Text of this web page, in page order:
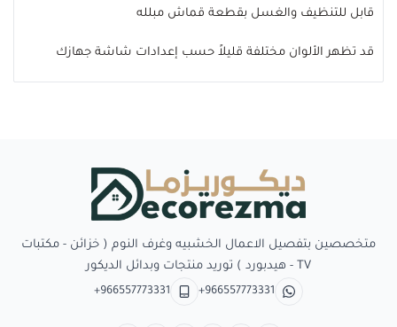
قابل للتنظيف والغسل بقطعة قماش مبلله
قد تظهر الألوان مختلفة قليلاً حسب إعدادات شاشة جهازك
متخصصين بتفصيل الاعمال الخشبيه وغرف النوم ( خزائن - مكتبات
TV - هيدبورد ) توريد منتجات وبدائل الديكور
+966557773331
+966557773331